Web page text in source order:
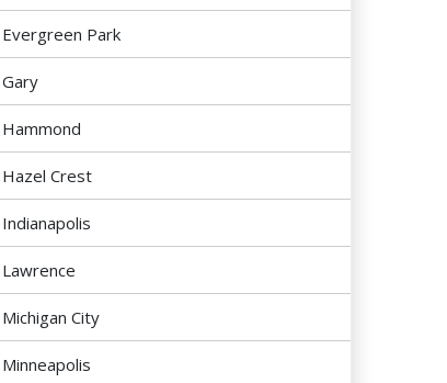
Evergreen Park
Gary
Hammond
Hazel Crest
Indianapolis
Lawrence
Michigan City
Minneapolis